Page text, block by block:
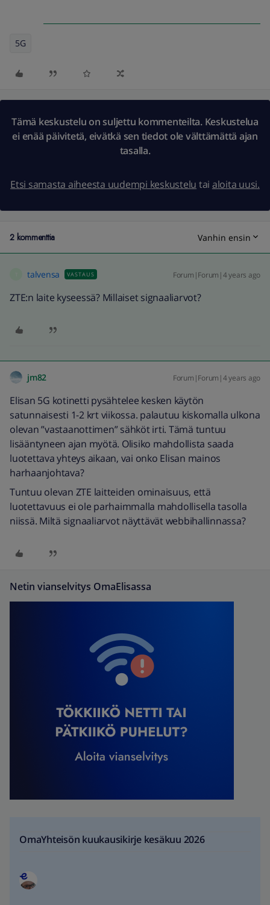
5G
Tämä keskustelu on suljettu kommenteilta. Keskustelua
ei enää päivitetä, eivätkä sen tiedot ole välttämättä ajan
tasalla.
Etsi samasta aiheesta uudempi keskustelu tai aloita uusi.
2 kommenttia Vanhin ensin
talvensa VASTAUS Forum|Forum|4 years ago
ZTE:n laite kyseessä? Millaiset signaaliarvot?
jm82 Forum|Forum|4 years ago
Elisan 5G kotinetti pysähtelee kesken käytön
satunnaisesti 1-2 krt viikossa. palautuu kiskomalla ulkona
olevan ”vastaanottimen” sähköt irti. Tämä tuntuu
lisääntyneen ajan myötä. Olisiko mahdollista saada
luotettava yhteys aikaan, vai onko Elisan mainos
harhaanjohtava?
Tuntuu olevan ZTE laitteiden ominaisuus, että
luotettavuus ei ole parhaimmalla mahdollisella tasolla
niissä. Miltä signaaliarvot näyttävät webbihallinnassa?
Netin vianselvitys OmaElisassa
OmaYhteisön kuukausikirje kesäkuu 2026